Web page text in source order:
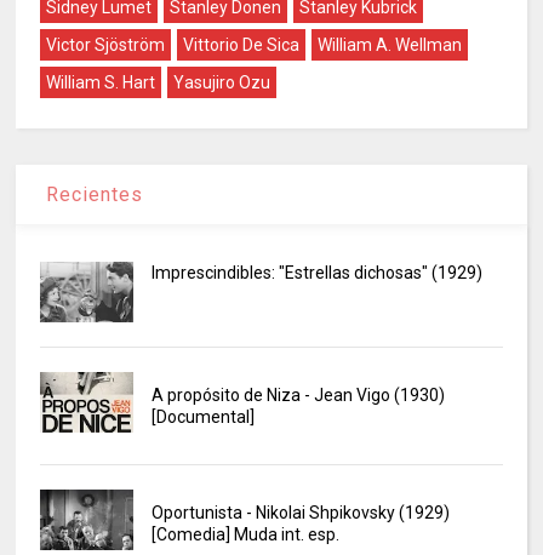
Sidney Lumet
Stanley Donen
Stanley Kubrick
Victor Sjöström
Vittorio De Sica
William A. Wellman
William S. Hart
Yasujiro Ozu
Recientes
Imprescindibles: "Estrellas dichosas" (1929)
A propósito de Niza - Jean Vigo (1930)
[Documental]
Oportunista - Nikolai Shpikovsky (1929)
[Comedia] Muda int. esp.